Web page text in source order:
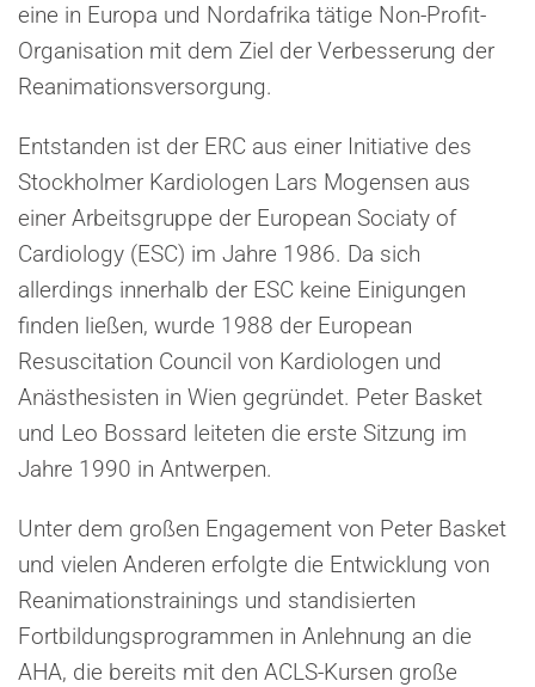
eine in Europa und Nordafrika tätige Non-Profit-
Organisation mit dem Ziel der Verbesserung der
Reanimationsversorgung.
Entstanden ist der ERC aus einer Initiative des
Stockholmer Kardiologen Lars Mogensen aus
einer Arbeitsgruppe der European Sociaty of
Cardiology (ESC) im Jahre 1986. Da sich
allerdings innerhalb der ESC keine Einigungen
finden ließen, wurde 1988 der European
Resuscitation Council von Kardiologen und
Anästhesisten in Wien gegründet. Peter Basket
und Leo Bossard leiteten die erste Sitzung im
Jahre 1990 in Antwerpen.
Unter dem großen Engagement von Peter Basket
und vielen Anderen erfolgte die Entwicklung von
Reanimationstrainings und standisierten
Fortbildungsprogrammen in Anlehnung an die
AHA, die bereits mit den ACLS-Kursen große